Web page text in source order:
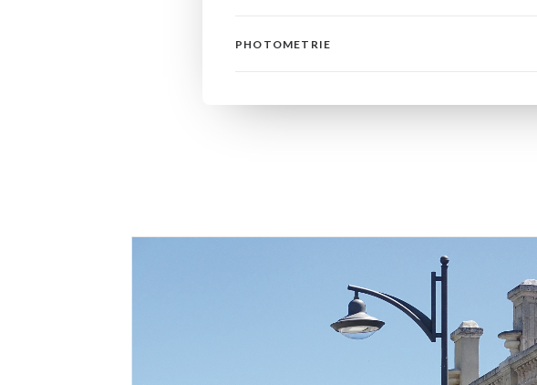
PHOTOMETRIE